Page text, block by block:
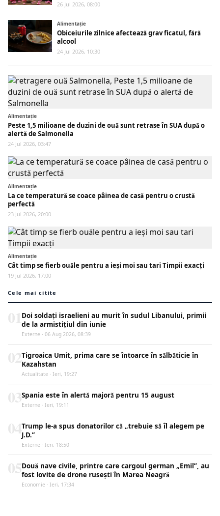
26 Jul 2026, 08:00
Alimentaţie
Obiceiurile zilnice afectează grav ficatul, fără
alcool
24 Jul 2026, 10:30
Alimentaţie
Peste 1,5 milioane de duzini de ouă sunt retrase în SUA după o
alertă de Salmonella
24 Jul 2026, 03:47
Alimentaţie
La ce temperatură se coace pâinea de casă pentru o crustă
perfectă
23 Jul 2026, 20:00
Alimentaţie
Cât timp se fierb ouăle pentru a ieși moi sau tari Timpii exacți
19 Jul 2026, 17:00
Cele mai citite
Doi soldați israelieni au murit în sudul Libanului, primii
de la armistițiul din iunie
Externe · 06 Aug 2026, 08:39
Tigroaica Umit, prima care se întoarce în sălbăticie în
Kazahstan
Actualitate · Ieri, 19:27
Spania este în alertă majoră pentru 15 august
Externe · Ieri, 19:11
Trump le-a spus donatorilor că „trebuie să îl alegem pe
J.D.”
Externe · Ieri, 18:50
Două nave civile, printre care cargoul german „Emil”, au
fost lovite de drone rusești în Marea Neagră
Economie · Ieri, 17:34